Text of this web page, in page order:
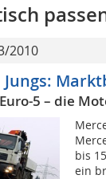
2010
Euro-5 – die
bis
ein